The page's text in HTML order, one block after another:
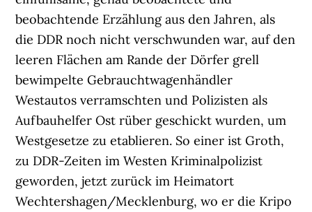
beobachtende Erzählung aus den Jahren, als
die DDR noch nicht verschwunden war, auf den
leeren Flächen am Rande der Dörfer grell
bewimpelte Gebrauchtwagenhändler
Westautos verramschten und Polizisten als
Aufbauhelfer Ost rüber geschickt wurden, um
Westgesetze zu etablieren. So einer ist Groth,
zu DDR-Zeiten im Westen Kriminalpolizist
geworden, jetzt zurück im Heimatort
Wechtershagen/Mecklenburg, wo er die Kripo